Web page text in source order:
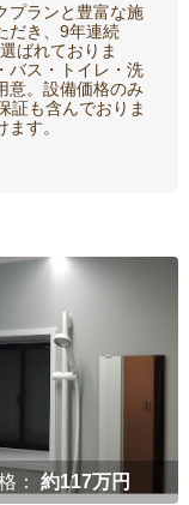
プランと豊富な施
だき、9年連続
ばれておりま
バス・トイレ・洗
意。設備価格のみ
証も含んでおりま
す。
：約117万円